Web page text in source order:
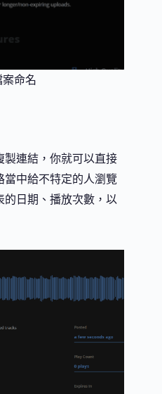
案命名
製連結，你就可以直接
當中給不特定的人瀏覽
的日期、播放次數，以